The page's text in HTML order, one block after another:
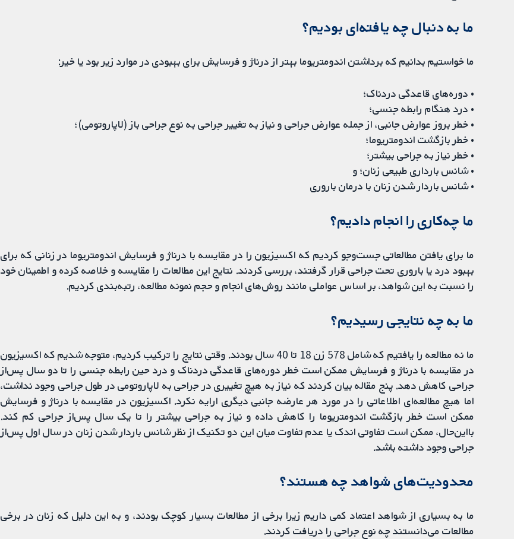
ما به دنبال چه یافته‌ای بودیم؟
ما ‌خواستیم بدانیم که برداشتن اندومتریوما بهتر از درناژ و فرسایش برای بهبودی در موارد زیر بود یا خیر:
• دوره‌های قاعدگی دردناک؛
• درد هنگام رابطه جنسی؛
• خطر بروز عوارض جانبی، از جمله عوارض جراحی و نیاز به تغییر جراحی به نوع جراحی باز (لاپاروتومی)؛
• خطر بازگشت اندومتریوما؛
• خطر نیاز به جراحی بیشتر؛
• شانس بارداری طبیعی زنان؛ و
• شانس باردار شدن زنان با درمان باروری
ما چه‌کاری را انجام دادیم؟
ما برای یافتن مطالعاتی جست‌وجو کردیم که اکسیزیون را در مقایسه با درناژ و فرسایش اندومتریوما در زنانی که برای
بهبود درد یا باروری تحت جراحی قرار گرفتند، بررسی کردند. نتایج این مطالعات را مقایسه و خلاصه کرده و اطمینان خود
را نسبت به این شواهد، بر اساس عواملی مانند روش‌های انجام و حجم نمونه مطالعه، رتبه‌بندی کردیم.
ما به چه نتایجی رسیدیم؟
ما نه مطالعه را یافتیم که شامل 578 زن 18 تا 40 سال بودند. وقتی نتایج را ترکیب کردیم، متوجه شدیم که اکسیزیون
در مقایسه با درناژ و فرسایش ممکن است خطر دوره‌های قاعدگی دردناک و درد حین رابطه جنسی را تا دو سال پس‌از
جراحی کاهش دهد. پنج مقاله بیان کردند که نیاز به هیچ تغییری در جراحی به لاپاروتومی در طول جراحی وجود نداشت،
اما هیچ مطالعه‌ای اطلاعاتی را در مورد هر عارضه جانبی دیگری ارایه نکرد. اکسیزیون در مقایسه با درناژ و فرسایش
ممکن است خطر بازگشت اندومتریوما را کاهش داده و نیاز به جراحی بیشتر را تا یک سال پس‌از جراحی کم کند.
بااین‌حال، ممکن است تفاوتی اندک یا عدم تفاوت میان این دو تکنیک از نظر شانس باردار شدن زنان در سال اول پس‌از
جراحی وجود داشته باشد.
محدودیت‌های شواهد چه هستند؟
ما به بسیاری از شواهد اعتماد کمی داریم زیرا برخی از مطالعات بسیار کوچک بودند، و به این دلیل که زنان در برخی
مطالعات می‌دانستند چه نوع جراحی را دریافت کردند.